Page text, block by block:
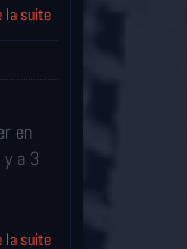
la suite
en
a 3
la suite